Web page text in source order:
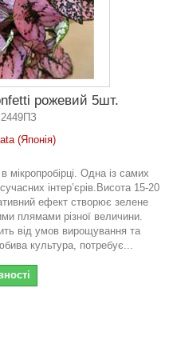
рожевий 5шт.
2449ПЗ
(Японія)
мікропробірці. Одна із самих
інтер’єрів.Висота 15-20
ефект створює зелене
плямами різної величини.
від умов вирощування та
культура, потребує...